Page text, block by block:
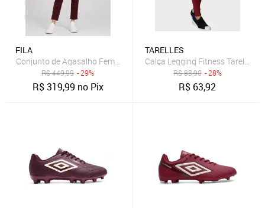
FILA
Conjunto de Agasalho Feminino Fila Moletom Gola Alta Bordô
R$449,99 - 29%
R$319,99 no Pix
TARELLES
Calça Legging Fitness Tarelles
R$88,90 - 28%
R$ 63,92